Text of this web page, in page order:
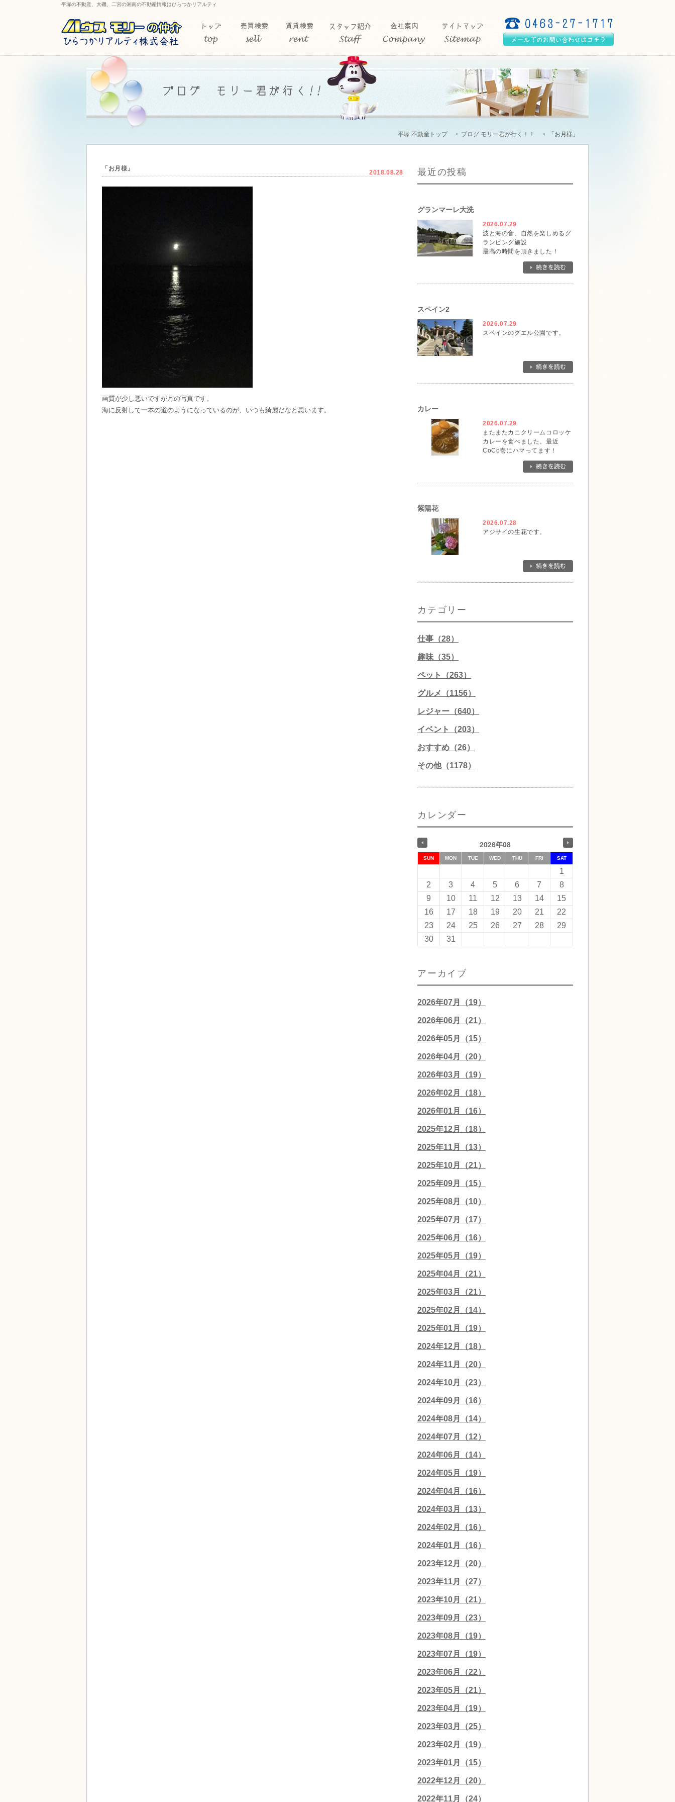
平塚の不動産、大磯、二宮の湘南の不動産情報はひらつかリアルティ
平塚 不動産トップ ブログ モリー君が行く！！ 「お月様」
「お月様」
2018.08.28
画質が少し悪いですが月の写真です。
海に反射して一本の道のようになっているのが、いつも綺麗だなと思います。
最近の投稿
グランマーレ大洗
2026.07.29
波と海の音、自然を楽しめるグ
ランピング施設
最高の時間を頂きました！
スペイン2
2026.07.29
スペインのグエル公園です。
カレー
2026.07.29
またまたカニクリームコロッケ
カレーを食べました。最近
CoCo壱にハマってます！
紫陽花
2026.07.28
アジサイの生花です。
カテゴリー
仕事（28）
趣味（35）
ペット（263）
グルメ（1156）
レジャー（640）
イベント（203）
おすすめ（26）
その他（1178）
カレンダー
2026年08
SUN MON TUE WED THU FRI SAT
1
2
3 4 5 6 7
8
9
10 11 12 13 14
15
16
17 18 19 20 21
22
23
24 25 26 27 28
29
30
31
アーカイブ
2026年07月（19）
2026年06月（21）
2026年05月（15）
2026年04月（20）
2026年03月（19）
2026年02月（18）
2026年01月（16）
2025年12月（18）
2025年11月（13）
2025年10月（21）
2025年09月（15）
2025年08月（10）
2025年07月（17）
2025年06月（16）
2025年05月（19）
2025年04月（21）
2025年03月（21）
2025年02月（14）
2025年01月（19）
2024年12月（18）
2024年11月（20）
2024年10月（23）
2024年09月（16）
2024年08月（14）
2024年07月（12）
2024年06月（14）
2024年05月（19）
2024年04月（16）
2024年03月（13）
2024年02月（16）
2024年01月（16）
2023年12月（20）
2023年11月（27）
2023年10月（21）
2023年09月（23）
2023年08月（19）
2023年07月（19）
2023年06月（22）
2023年05月（21）
2023年04月（19）
2023年03月（25）
2023年02月（19）
2023年01月（15）
2022年12月（20）
2022年11月（24）